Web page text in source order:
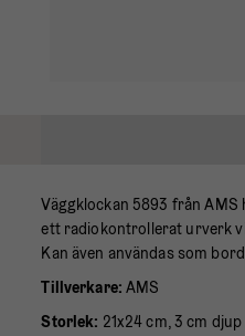
Väggklockan 5893 från
ett radiokontrollerat urverk
Kan även användas som
Tillverkare: AMS
Storlek: 21x24 cm, 3 cm djup